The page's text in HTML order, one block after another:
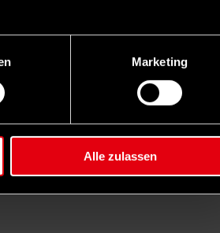
Marketing
Alle zulassen